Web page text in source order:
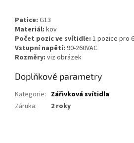
Patice: G13
Materiál: kov
Počet pozic ve svítidle: 1 pozice pro
Vstupní napětí: 90-260VAC
Rozměry: viz obrázek
Doplňkové parametry
Kategorie: Zářivková svítidla
Záruka: 2 roky